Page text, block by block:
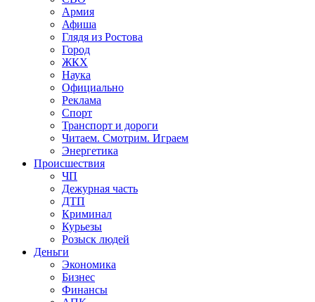
Армия
Афиша
Глядя из Ростова
Город
ЖКХ
Наука
Официально
Реклама
Спорт
Транспорт и дороги
Читаем. Смотрим. Играем
Энергетика
Происшествия
ЧП
Дежурная часть
ДТП
Криминал
Курьезы
Розыск людей
Деньги
Экономика
Бизнес
Финансы